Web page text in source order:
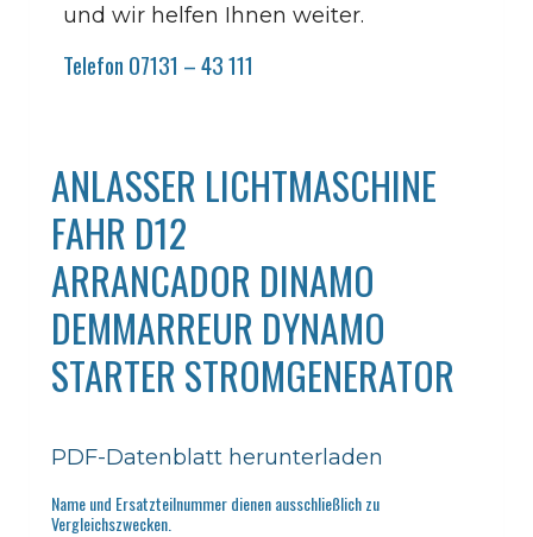
und wir helfen Ihnen weiter.
Telefon 07131 – 43 111
ANLASSER LICHTMASCHINE
FAHR D12
ARRANCADOR DINAMO
DEMMARREUR DYNAMO
STARTER STROMGENERATOR
PDF-Datenblatt herunterladen
Name und Ersatzteilnummer dienen ausschließlich zu
Vergleichszwecken.